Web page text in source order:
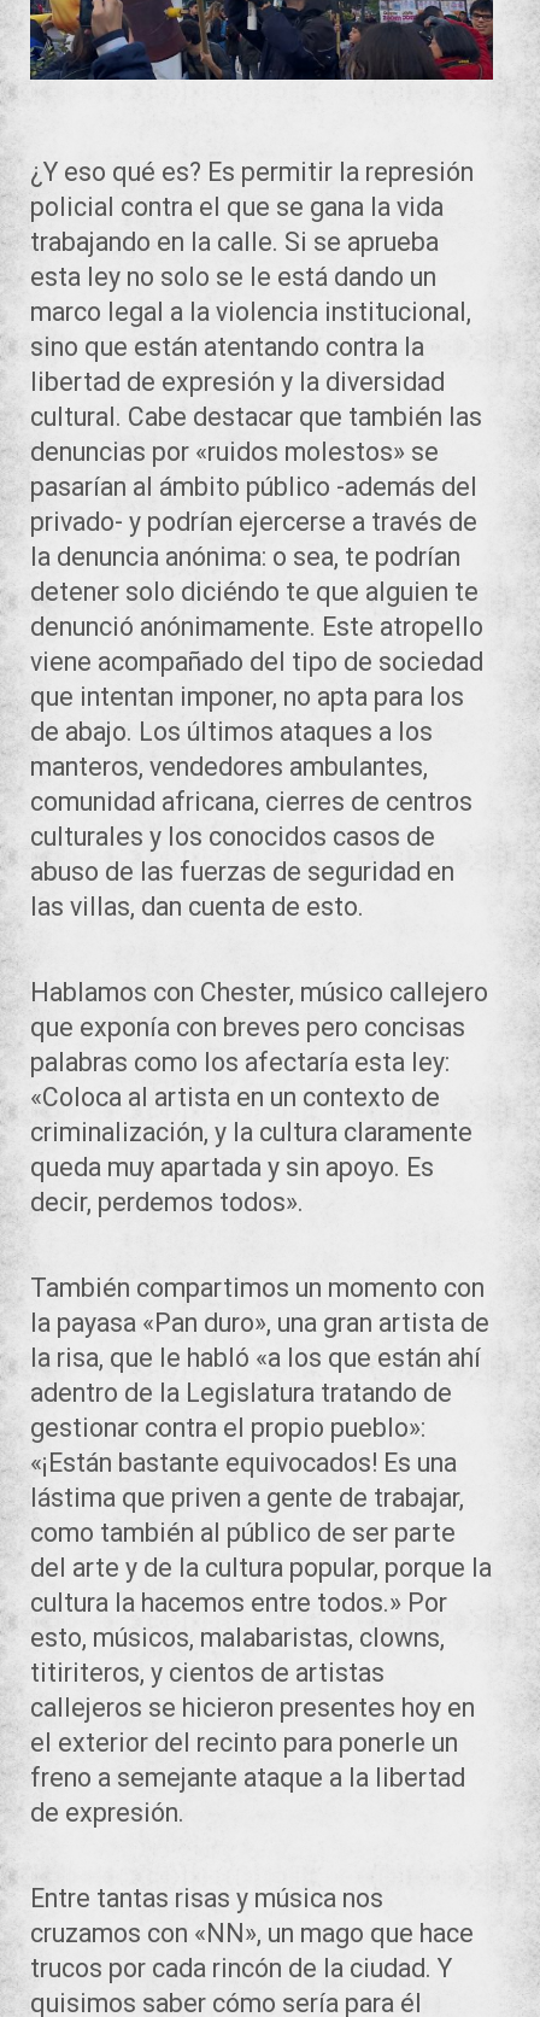
¿Y eso qué es? Es permitir la represión
policial contra el que se gana la vida
trabajando en la calle. Si se aprueba
esta ley no solo se le está dando un
marco legal a la violencia institucional,
sino que están atentando contra la
libertad de expresión y la diversidad
cultural. Cabe destacar que también las
denuncias por «ruidos molestos» se
pasarían al ámbito público -además del
privado- y podrían ejercerse a través de
la denuncia anónima: o sea, te podrían
detener solo diciéndo te que alguien te
denunció anónimamente. Este atropello
viene acompañado del tipo de sociedad
que intentan imponer, no apta para los
de abajo. Los últimos ataques a los
manteros, vendedores ambulantes,
comunidad africana, cierres de centros
culturales y los conocidos casos de
abuso de las fuerzas de seguridad en
las villas, dan cuenta de esto.
Hablamos con Chester, músico callejero
que exponía con breves pero concisas
palabras como los afectaría esta ley:
«Coloca al artista en un contexto de
criminalización, y la cultura claramente
queda muy apartada y sin apoyo. Es
decir, perdemos todos».
También compartimos un momento con
la payasa «Pan duro», una gran artista de
la risa, que le habló «a los que están ahí
adentro de la Legislatura tratando de
gestionar contra el propio pueblo»:
«¡Están bastante equivocados! Es una
lástima que priven a gente de trabajar,
como también al público de ser parte
del arte y de la cultura popular, porque la
cultura la hacemos entre todos.» Por
esto, músicos, malabaristas, clowns,
titiriteros, y cientos de artistas
callejeros se hicieron presentes hoy en
el exterior del recinto para ponerle un
freno a semejante ataque a la libertad
de expresión.
Entre tantas risas y música nos
cruzamos con «NN», un mago que hace
trucos por cada rincón de la ciudad. Y
quisimos saber cómo sería para él